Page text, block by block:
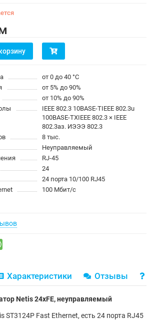
от 0 до 40 °С
от 5% до 90%
от 10% до 90%
IEEE 802.3 10BASE-TIEEE 802.3u
100BASE-TXIEEE 802.3 × IEEE
802.3аз. ИЭЭЭ 802.3
8 тыс.
Неуправляемый
RJ-45
24
24 порта 10/100 RJ45
100 Мбит/с
Характеристики Отзывы
Netis 24xFE, неуправляемый
ST3124P Fast Ethernet, есть 24 порта RJ45